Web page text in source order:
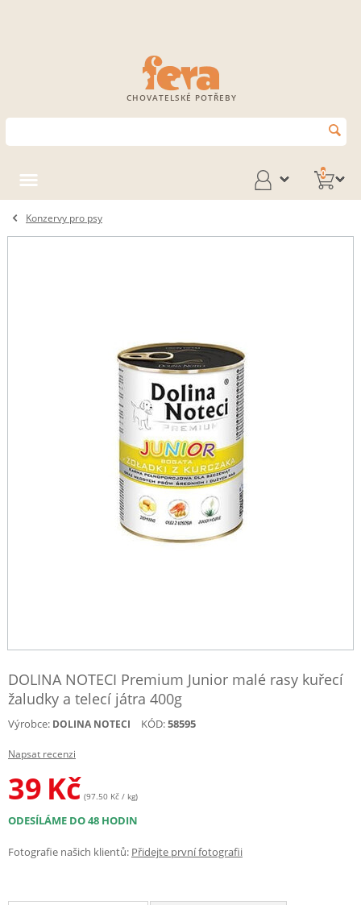
CHOVATELSKÉ POTŘEBY
0
Konzervy pro psy
DOLINA NOTECI Premium Junior malé rasy kuřecí
žaludky a telecí játra 400g
Výrobce: DOLINA NOTECI KÓD:58595
Napsat recenzi
39 Kč (97.50 Kč / kg)
ODESÍLÁME DO 48 HODIN
Fotografie našich klientů: Přidejte první fotografii